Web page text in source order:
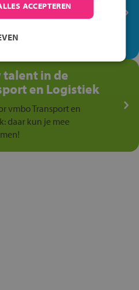
via het vmbo jouw talent
talent in de
en Logistiek
vmbo Transport en
daar kun je mee
ACCEPTEREN